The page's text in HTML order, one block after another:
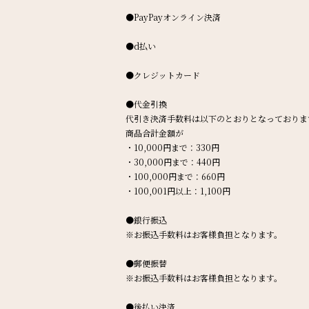
●PayPayオンライン決済
●d払い
●クレジットカード
●代金引換
代引き決済手数料は以下のとおりとなっており
商品合計金額が
・10,000円まで：330円
・30,000円まで：440円
・100,000円まで：660円
・100,001円以上：1,100円
●銀行振込
※お振込手数料はお客様負担となります。
●郵便振替
※お振込手数料はお客様負担となります。
●後払い決済